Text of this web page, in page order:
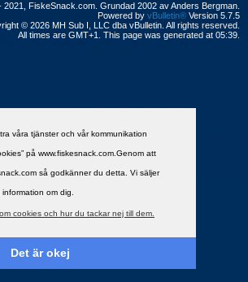
våra tjänster och vår kommunikation
på www.fiskesnack.com.Genom att
så godkänner du detta. Vi säljer
om dig.
cookies och hur du tackar nej till dem.
Det är okej
FiskeSnack.com. Grundad 2002 av Anders Bergman.
Powered by vBulletin® Version 5.7.5
© 2026 MH Sub I, LLC dba vBulletin. All rights reserved.
All times are GMT+1. This page was generated at 05:39.